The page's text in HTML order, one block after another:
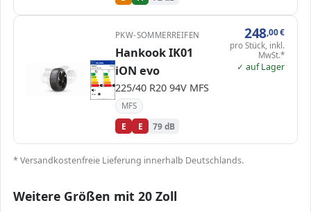
ENERG 2488173
Hankook
1034391
225/40 R20 94V
C1
A
B
C
D
E E
A
B
C
D
E E
79 dB C
PKW-SOMMERREIFEN
Hankook IK01
iON evo
225/40 R20 94V MFS
MFS
E E 79 dB
248,00€
pro Stück, inkl.
MwSt.*
✓ auf Lager
* Versandkostenfreie Lieferung innerhalb Deutschlands.
Weitere Größen mit 20 Zoll